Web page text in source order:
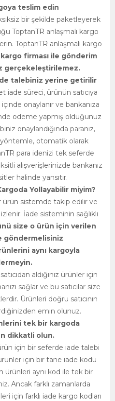
teslim edin
bir şekilde paketleyerek
ToptanTR anlaşmalı kargo
ToptanTR anlaşmalı kargo
firması ile gönderim
gerçekeleştirilemez.
talebiniz yerine getirilir
süreci, ürünün satıcıya
onaylanır ve bankanıza
ödeme yapmış olduğunuz
onaylandığında paranız,
yöntemle, otomatik olarak
para idenizi tek seferde
alışverişlerinizde bankanız
halinde yansıtır.
Yollayabilir miyim?
ürün sistemde takip edilir ve
izlenir. İade sisteminin sağlıklı
size o ürün için verilen
göndermelisiniz.
aynı kargoyla
aldığınız ürünler için
sağlar ve bu satıcılar size
Ürünleri doğru satıcının
emin olunuz.
tek bir kargoda
dikkatli olun.
için bir seferde iade talebi
için bir tane iade kodu
aynı kod ile tek bir
Ancak farklı zamanlarda
için farklı iade kargo kodları